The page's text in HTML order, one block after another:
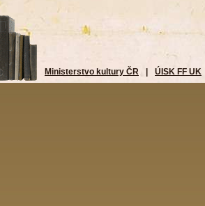
Ministerstvo kultury ČR ÚISK FF UK